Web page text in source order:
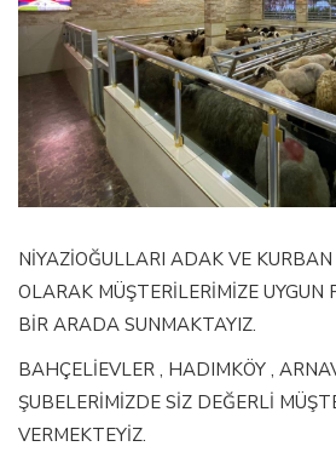
NİYAZİOĞULLARI ADAK VE
OLARAK MÜŞTERİLERİMİZE UYGUN
BİR ARADA SUNMAKTAYIZ.
BAHÇELİEVLER , HADIMKÖY ,
ŞUBELERİMİZDE SİZ DEĞERLİ
VERMEKTEYİZ.